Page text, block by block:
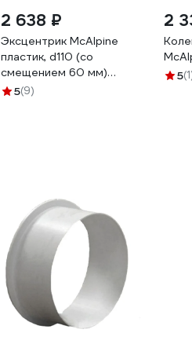
2 638 ₽
Эксцентрик McAlpine
пластик, d110 (со
смещением 60 мм)
MRWCLO-6
5(9)
2
5